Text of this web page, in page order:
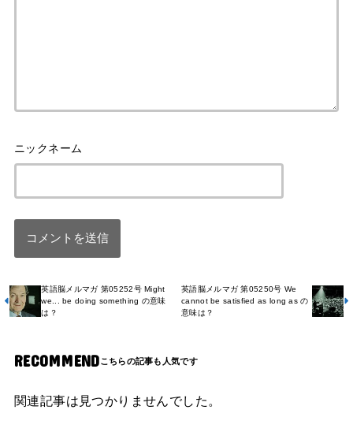
英語脳メルマガ 第05252号 Might
we... be doing something の意味
は？
英語脳メルマガ 第05250号 We
cannot be satisfied as long as の
意味は？
RECOMMEND
関連記事は見つかりませんでした。